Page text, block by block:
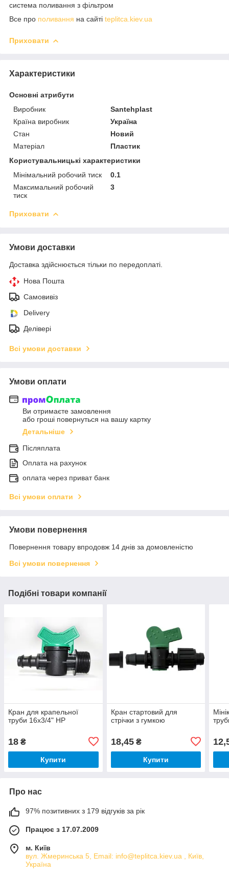
система поливання з фільтром
Все про поливання на сайті teplitca.kiev.ua
Приховати
Характеристики
Основні атрибути
Виробник
Santehplast
Країна виробник
Україна
Стан
Новий
Матеріал
Пластик
Користувальницькі характеристики
Мінімальний робочий тиск
0.1
Максимальний робочий
тиск
3
Приховати
Умови доставки
Доставка здійснюється тільки по передоплаті.
Нова Пошта
Самовивіз
Delivery
Делівері
Всі умови доставки
Умови оплати
Ви отримаєте замовлення
або гроші повернуться на вашу картку
Детальніше
Післяплата
Оплата на рахунок
оплата через приват банк
Всі умови оплати
Умови повернення
Повернення товару впродовж 14 днів за домовленістю
Всі умови повернення
Подібні товари компанії
Кран для крапельної
труби 16х3/4" НР
18 ₴
Купити
Кран стартовий для
стрічки з гумкою
18,45₴
Купити
Про нас
97% позитивних з 179 відгуків за рік
Працює з 17.07.2009
м. Київ
вул. Жмеринська 5, Email: info@teplitca.kiev.ua , Київ,
Україна